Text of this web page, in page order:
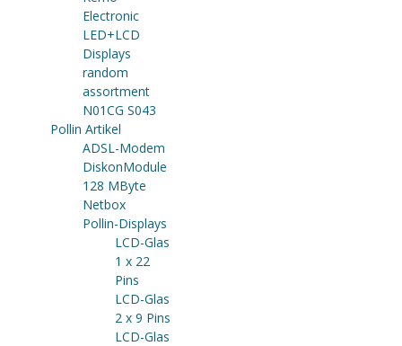
Electronic
LED+LCD
Displays
random
assortment
N01CG S043
Pollin Artikel
ADSL-Modem
DiskonModule
128 MByte
Netbox
Pollin-Displays
LCD-Glas
1 x 22
Pins
LCD-Glas
2 x 9 Pins
LCD-Glas